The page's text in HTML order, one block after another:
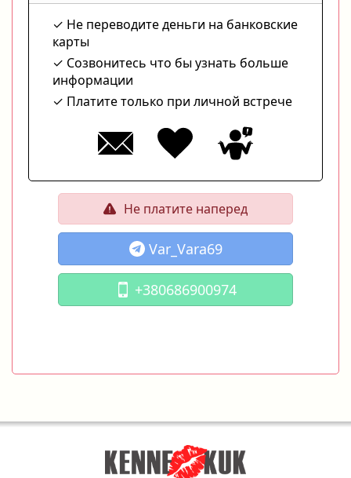
Не переводите деньги на банковские
карты
Созвонитесь что бы узнать больше
информации
Платите только при личной встрече
Не платите наперед
Var_Vara69
+380686900974